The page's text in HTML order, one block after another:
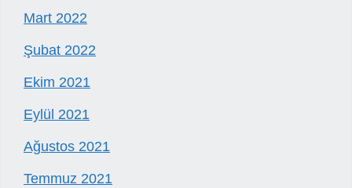
Mart 2022
Şubat 2022
Ekim 2021
Eylül 2021
Ağustos 2021
Temmuz 2021